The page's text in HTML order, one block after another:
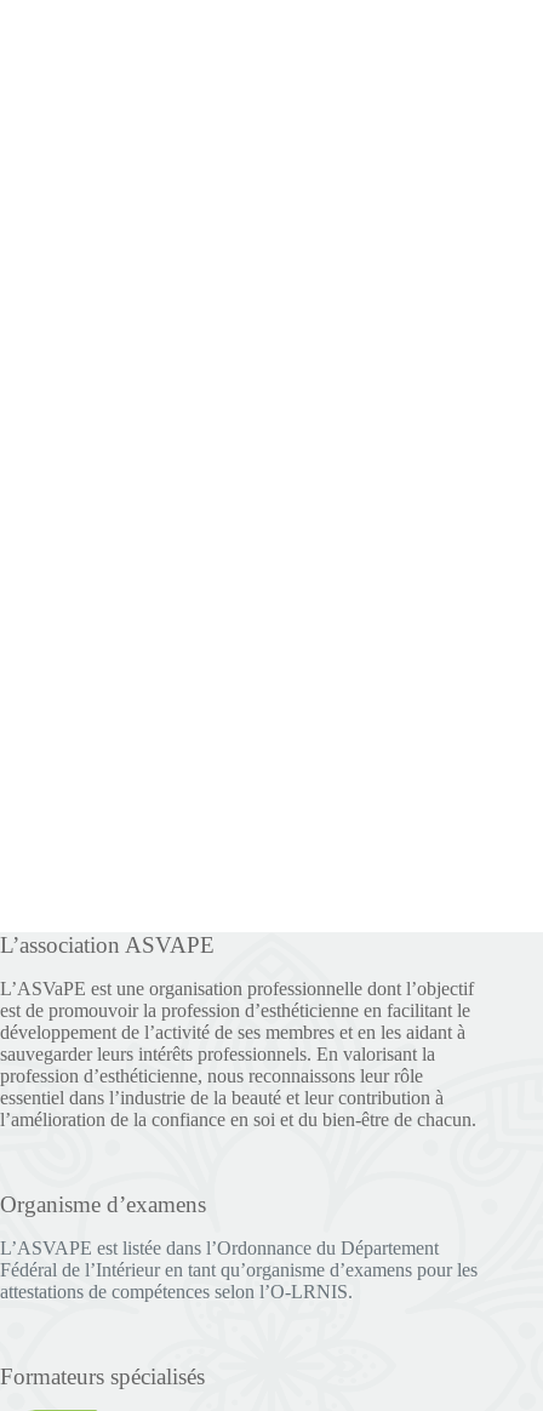
L’association ASVAPE
L’ASVaPE est une organisation professionnelle dont l’objectif
est de promouvoir la profession d’esthéticienne en facilitant le
développement de l’activité de ses membres et en les aidant à
sauvegarder leurs intérêts professionnels. En valorisant la
profession d’esthéticienne, nous reconnaissons leur rôle
essentiel dans l’industrie de la beauté et leur contribution à
l’amélioration de la confiance en soi et du bien-être de chacun.
Organisme d’examens
L’ASVAPE est listée dans l’Ordonnance du Département
Fédéral de l’Intérieur en tant qu’organisme d’examens pour les
attestations de compétences selon l’O-LRNIS.
Formateurs spécialisés